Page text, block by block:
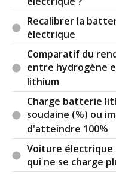
Recalibrer la
électrique
Comparatif du
entre hydrogène
lithium
Charge batterie
soudaine (%) ou
d'atteindre 100%
Voiture
qui ne se charge